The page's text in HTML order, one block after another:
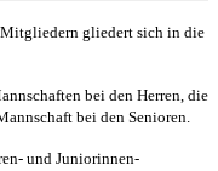
gliedert sich in die
bei den Herren, die
bei den Senioren.
und Juniorinnen-